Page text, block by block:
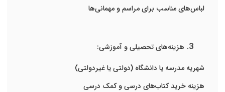
لباس‌های مناسب برای مراسم و مهمانی‌ها
هزینه‌های تحصیلی و آموزشی:
شهریه مدرسه یا دانشگاه (دولتی یا غیردولتی)
هزینه خرید کتاب‌های درسی و کمک درسی